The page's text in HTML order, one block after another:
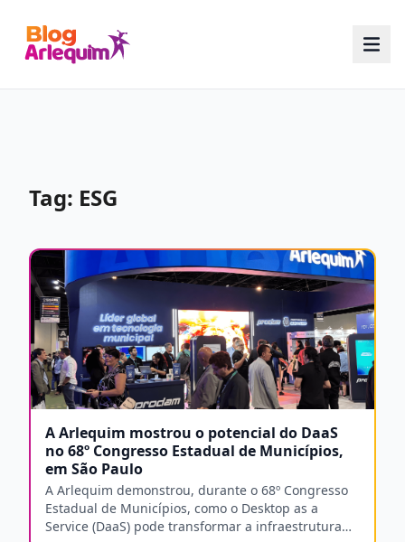
Tag: ESG
A Arlequim mostrou o potencial do DaaS
no 68º Congresso Estadual de Municípios,
em São Paulo
A Arlequim demonstrou, durante o 68º Congresso
Estadual de Municípios, como o Desktop as a
Service (DaaS) pode transformar a infraestrutura